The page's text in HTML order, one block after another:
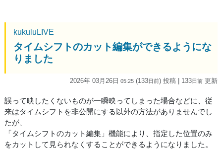
kukuluLIVE
タイムシフトのカット編集ができるようにな
りました
2026年 03月26日 05:25 (133日前) 投稿 | 133日前 更新
誤って映したくないものが一瞬映ってしまった場合などに、従
来はタイムシフトを非公開にする以外の方法がありませんでし
たが、
「タイムシフトのカット編集」機能により、指定した位置のみ
をカットして見られなくすることができるようになりました。